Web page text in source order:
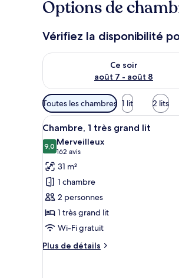
Options de
Vérifiez la disponibilité
Ce soir
août 7 - août 8
Vérifier la disponibilité pour ce
Filtres
disponibles
pour
les
chambres
Toutes les chambres 1 lit 2 lits
Afficher
toutes
les
photos
pour
ce
type
de
chambre :
Chambre,
3
Chambre, 1 très grand lit
9,09,0 sur 10
Merveilleux
162 avis
(162 avis)
31 m²
1 chambre
2 personnes
1 très grand lit
Wi-Fi gratuit
Plus de détails
Plus